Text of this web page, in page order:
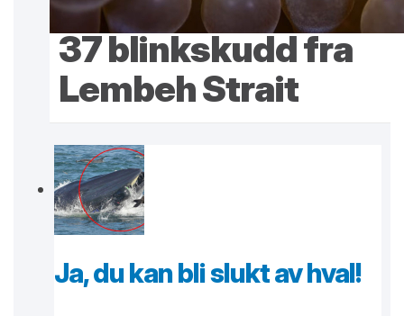
37 blinkskudd fra
Lembeh Strait
Ja, du kan bli slukt av hval!